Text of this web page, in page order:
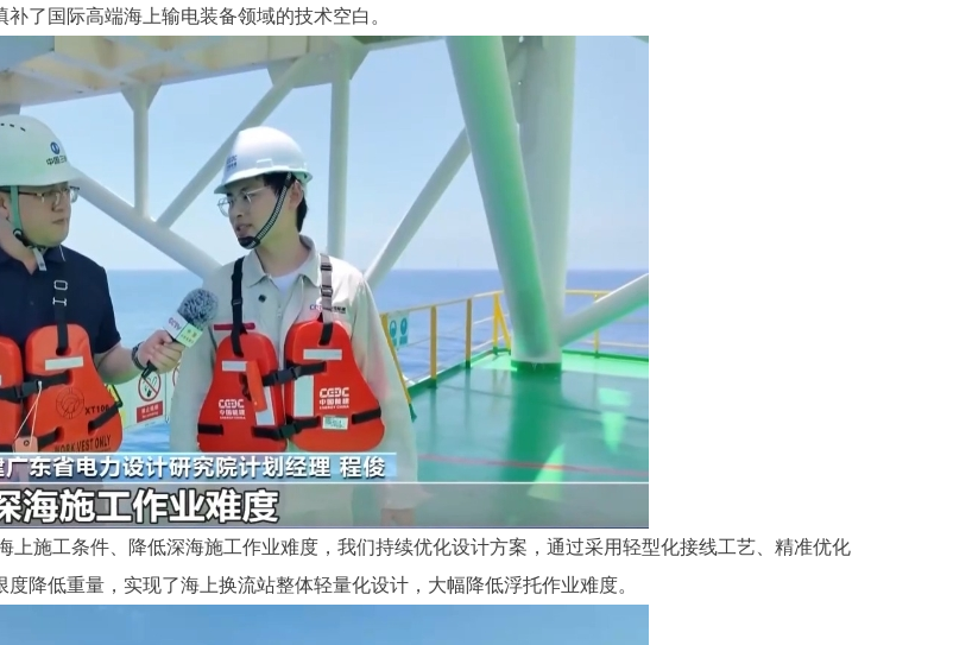
了国际高端海上输电装备领域的技术空白。
上施工条件、降低深海施工作业难度，我们持续优化设计方案，通过采用轻型化接线工艺、精准优化
降低重量，实现了海上换流站整体轻量化设计，大幅降低浮托作业难度。